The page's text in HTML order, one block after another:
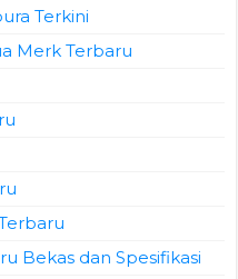
Terkini
Merk Terbaru
Bekas dan Spesifikasi